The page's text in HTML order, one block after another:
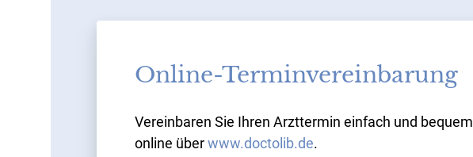
Online-Terminvereinbarung
Vereinbaren Sie Ihren Arzttermin einfach und bequem
online überwww.doctolib.de.